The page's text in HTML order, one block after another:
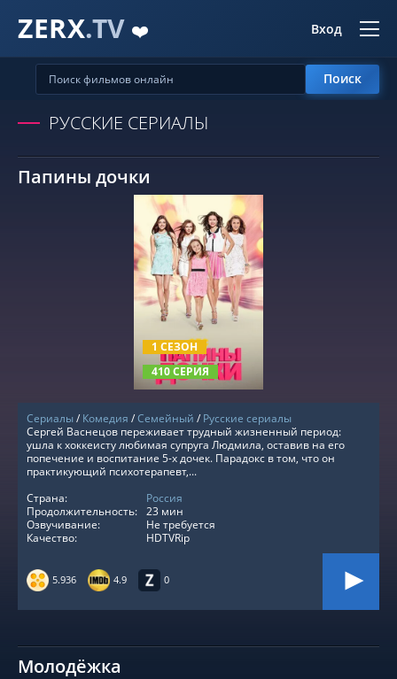
ZERX.TV ❤️ Вход
Поиск
РУССКИЕ СЕРИАЛЫ
Папины дочки
1 СЕЗОН
410 СЕРИЯ
СМОТРЕТЬ ОНЛАЙН
Сериалы/ Комедия /Семейный / Русские сериалы
5.936 4.9 0
Сергей Васнецов переживает трудный жизненный период:
ушла к хоккеисту любимая супруга Людмила, оставив на его
попечение и воспитание 5-х дочек. Парадокс в том, что он
практикующий психотерапевт,...
Страна:
Россия
Продолжительность: 23 мин
Озвучивание:
Не требуется
Качество:
HDTVRip
Молодёжка